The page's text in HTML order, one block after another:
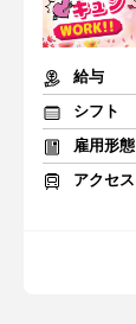
給与
シフト
雇用形態
アクセス